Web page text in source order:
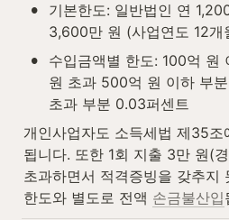
•
기본한도: 일반법인 연
3,600만 원 (사업연도 12개
•
수입금액별 한도: 100억 원
원 초과 500억 원 이하 부
초과 부분 0.03퍼센트
개인사업자도 소득세법 제35
됩니다. 또한 1회 지출 3만 원(
초과하면서 적격증빙을 갖추지
한도와 별도로 전액 손금불산입